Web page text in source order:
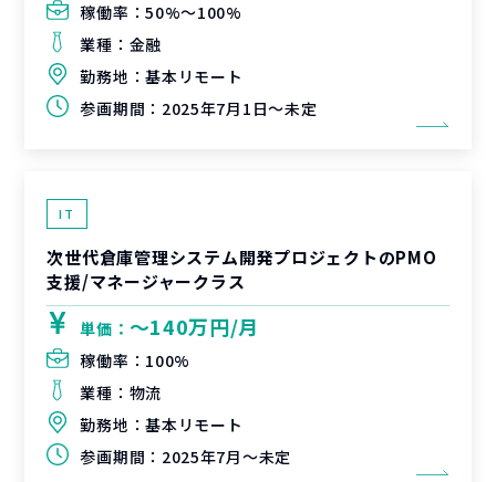
稼働率：50%〜100%
業種： 金融
勤務地：基本リモート
参画期間： 2025年7月1日～未定
IT
次世代倉庫管理システム開発プロジェクトのPMO
支援/マネージャークラス
単価： 〜140万円/月
稼働率： 100%
業種： 物流
勤務地：基本リモート
参画期間： 2025年7月～未定